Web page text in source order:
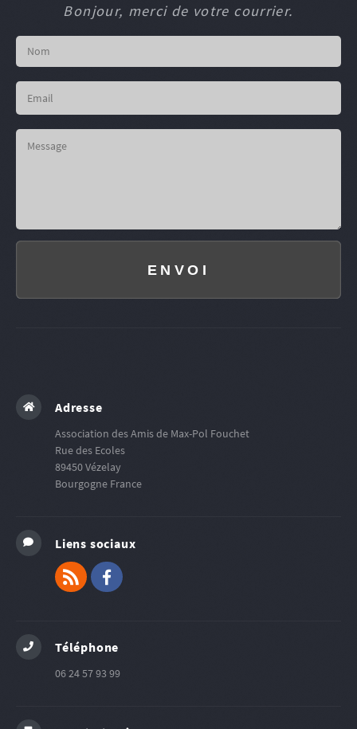
Bonjour, merci de votre courrier.
ENVOI
Adresse
Association des Amis de Max-Pol Fouchet
Rue des Ecoles
89450Vézelay
Bourgogne France
Liens sociaux
Téléphone
06 24 57 93 99